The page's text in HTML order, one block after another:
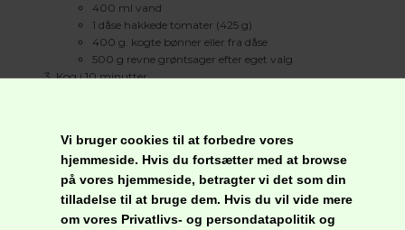
Vi bruger cookies til at forbedre vores
hjemmeside. Hvis du fortsætter med at browse
på vores hjemmeside, betragter vi det som din
tilladelse til at bruge dem. Hvis du vil vide mere
om vores Privatlivs- og persondatapolitik og
400 ml vand
1 dåse hakkede tomater (425 g)
400 g. kogte bønner eller fra dåse
500 g revne grøntsager efter eget valg
Kog i 10 minutter
Serveringsforslag:
Med ris eller som fyld i tortillas.
Opbevaring:
Tørt og køligt, væk fra sollys.